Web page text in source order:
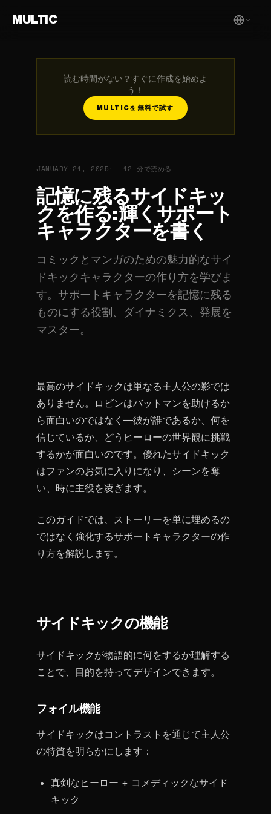
MULTIC
読む時間がない？すぐに作成を始めよ
う！
MULTICを無料で試す
JANUARY 21, 2025 12 分で読める
記憶に残るサイドキッ
クを作る: 輝くサポート
キャラクターを書く
コミックとマンガのための魅力的なサイ
ドキックキャラクターの作り方を学びま
す。サポートキャラクターを記憶に残る
ものにする役割、ダイナミクス、発展を
マスター。
最高のサイドキックは単なる主人公の影では
ありません。ロビンはバットマンを助けるか
ら面白いのではなく—彼が誰であるか、何を
信じているか、どうヒーローの世界観に挑戦
するかが面白いのです。優れたサイドキック
はファンのお気に入りになり、シーンを奪
い、時に主役を凌ぎます。
このガイドでは、ストーリーを単に埋めるの
ではなく強化するサポートキャラクターの作
り方を解説します。
サイドキックの機能
サイドキックが物語的に何をするか理解する
ことで、目的を持ってデザインできます。
フォイル機能
サイドキックはコントラストを通じて主人公
の特質を明らかにします：
真剣なヒーロー + コメディックなサイド
キック